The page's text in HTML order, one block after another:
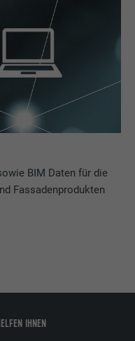
BIM Daten für die
Fassadenprodukten
IHNEN
um zu prüfen, ob
von Cookies
ausgewählte
Webseite.
wenn eine
"Folgen Sie